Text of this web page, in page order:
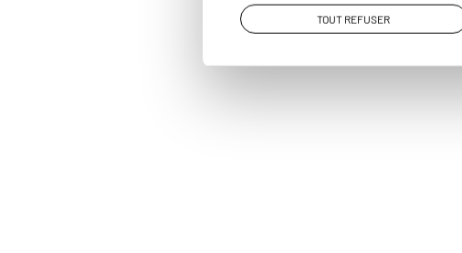
TOUT REFUSER